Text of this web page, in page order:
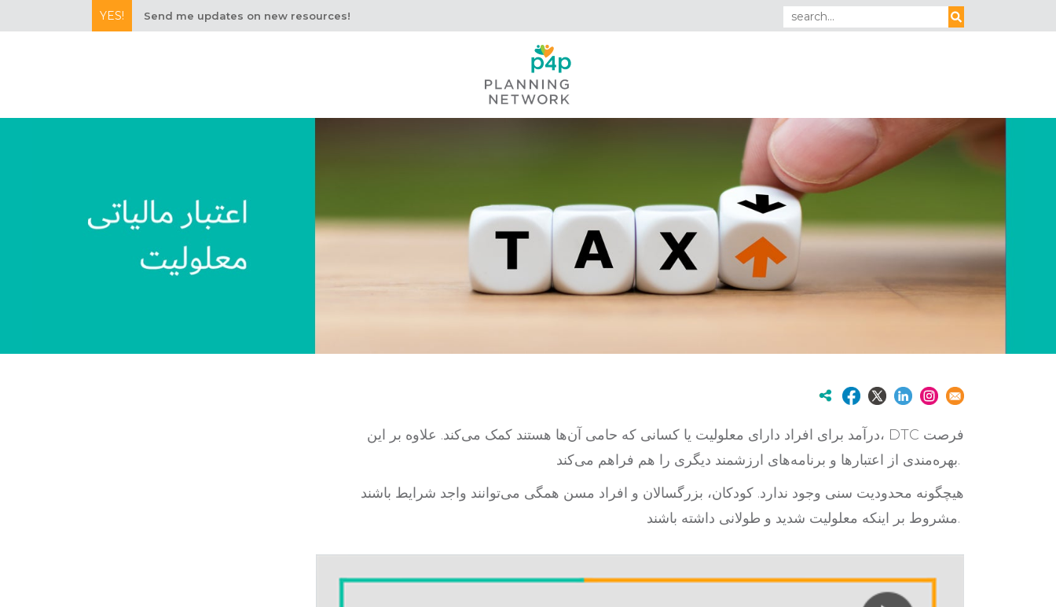
YES! Send me updates on new resources!
بهره‌مندی از اعتبارها و برنامه‌های ارزشمند دیگری را هم فراهم می‌کند.
هیچگونه محدودیت سنی وجود ندارد. کودکان، بزرگسالان و افراد مسن همگی می‌توانند واجد شرایط باشند
مشروط بر اینکه معلولیت شدید و طولانی داشته باشند.